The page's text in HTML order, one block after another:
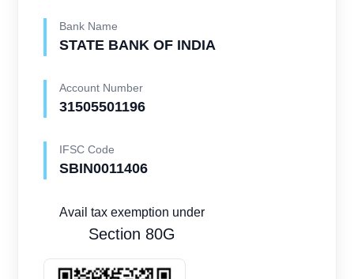
Bank Name
STATE BANK OF INDIA
Account Number
31505501196
IFSC Code
SBIN0011406
Avail tax exemption under
Section 80G